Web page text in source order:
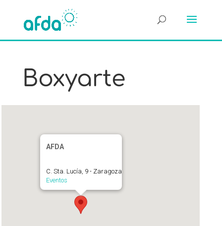
Boxyarte
AFDA
C. Sta. Lucía, 9 - Zaragoza
Eventos